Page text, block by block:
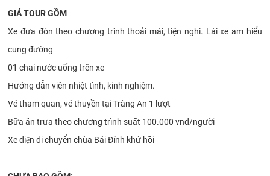
GIÁ TOUR GỒM
Xe đưa đón theo chương trình thoải mái, tiện nghi. Lái xe am hiểu
cung đường
01 chai nước uống trên xe
Hướng dẫn viên nhiệt tình, kinh nghiệm.
Vé tham quan, vé thuyền tại Tràng An 1 lượt
Bữa ăn trưa theo chương trình suất 100.000 vnđ/người
Xe điện di chuyển chùa Bái Đính khứ hồi